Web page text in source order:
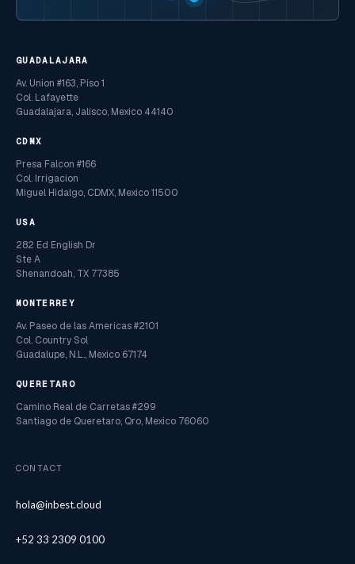
GUADALAJARA
Av. Union #163, Piso 1
Col. Lafayette
Guadalajara, Jalisco, Mexico 44140
CDMX
Presa Falcon #166
Col. Irrigacion
Miguel Hidalgo, CDMX, Mexico 11500
USA
282 Ed English Dr
Ste A
Shenandoah, TX 77385
MONTERREY
Av. Paseo de las Americas #2101
Col. Country Sol
Guadalupe, N.L., Mexico 67174
QUERETARO
Camino Real de Carretas #299
Santiago de Queretaro, Qro, Mexico 76060
CONTACT
hola@inbest.cloud
+52 33 2309 0100